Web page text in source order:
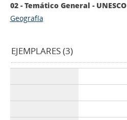
02 - Temático General - UNESCO
Geografía
EJEMPLARES (3)